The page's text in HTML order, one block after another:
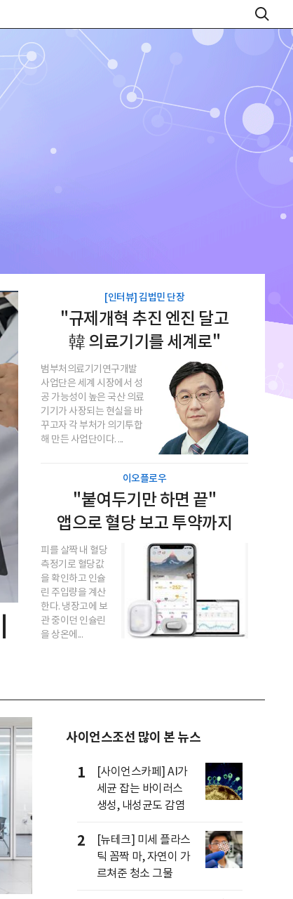
[인터뷰] 김법민 단장
"규제개혁 추진 엔진 달고
韓 의료기기를 세계로"
범부처의료기기연구개발
사업단은 세계 시장에서 성
공 가능성이 높은 국산 의료
기기가 사장되는 현실을 바
꾸고자 각 부처가 의기투합
해 만든 사업단이다. ...
이오플로우
"붙여두기만 하면 끝"
앱으로 혈당 보고 투약까지
피를 살짝 내 혈당
측정기로 혈당값
을 확인하고 인슐
린 주입량을 계산
한다. 냉장고에 보
관 중이던 인슐린
을 상온에...
사이언스조선 많이 본 뉴스
1
[사이언스카페] AI가
세균 잡는 바이러스
생성, 내성균도 감염
2
[뉴테크] 미세 플라스
틱 꼼짝 마, 자연이 가
르쳐준 청소 그물